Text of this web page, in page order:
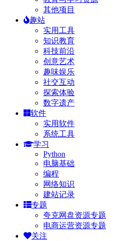
其他项目
趣站
实用工具
知识教育
科技前沿
创意艺术
趣味娱乐
社交互动
探索体验
数字遗产
软件
实用软件
系统工具
学习
Python
电脑基础
编程
网络知识
建站记录
专题
夸克网盘资源专题
电商运营资源专题
关注